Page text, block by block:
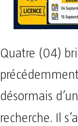
Quatre (04)
désormais
recherche. Il